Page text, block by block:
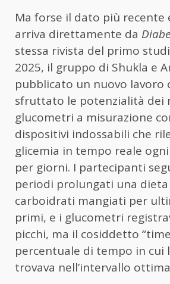
Ma forse il dato più recente
arriva direttamente da
stessa rivista del primo
2025, il gruppo di Shukla e
pubblicato un nuovo lavoro
sfruttato le potenzialità dei
glucometri a misurazione
dispositivi indossabili che
glicemia in tempo reale
per giorni. I partecipanti
periodi prolungati una dieta
carboidrati mangiati per
primi, e i glucometri
picchi, ma il cosiddetto
percentuale di tempo in cui
trovava nell’intervallo